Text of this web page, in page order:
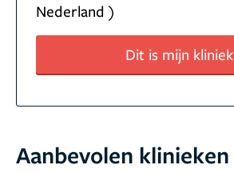
Nederland )
Dit is mijn kliniek
Aanbevolen klinieken